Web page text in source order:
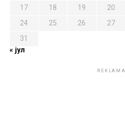
17
18 19 20
24
25 26 27
31
« јул
REKLAMA